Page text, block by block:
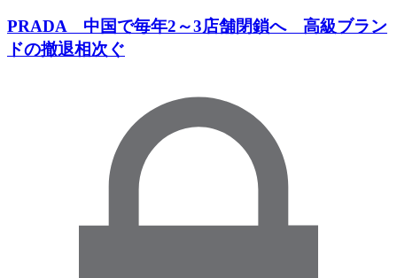
PRADA 中国で毎年2～3店舗閉鎖へ 高級ブラン
ドの撤退相次ぐ